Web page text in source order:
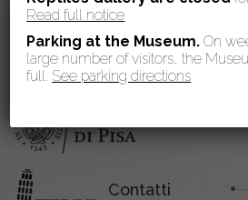
Contatti
Read full notice
Parking at the Museum. On
large number of visitors, the
full. See parking directions